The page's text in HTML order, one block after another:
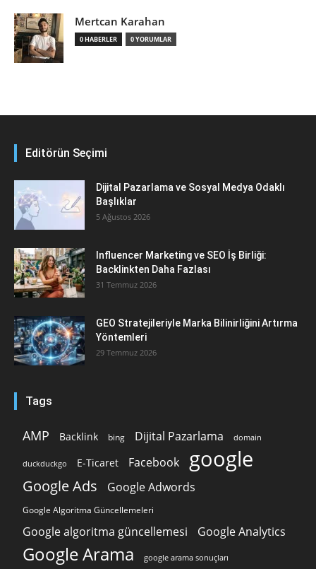
Mertcan Karahan
0 HABERLER 0 YORUMLAR
Editörün Seçimi
Dijital Pazarlama ve Sosyal Medya Odaklı
Başlıklar
5 Ağustos 2026
Influencer Marketing ve SEO İş Birliği:
Backlinkten Daha Fazlası
31 Temmuz 2026
GEO Stratejileriyle Marka Bilinirliğini Artırma
Yöntemleri
29 Temmuz 2026
Tags
AMP Backlink bing Dijital Pazarlama domain
duckduckgo E-Ticaret Facebook google
Google Ads Google Adwords
Google Algoritma Güncellemeleri
Google algoritma güncellemesi Google Analytics
Google Arama google arama sonuçları